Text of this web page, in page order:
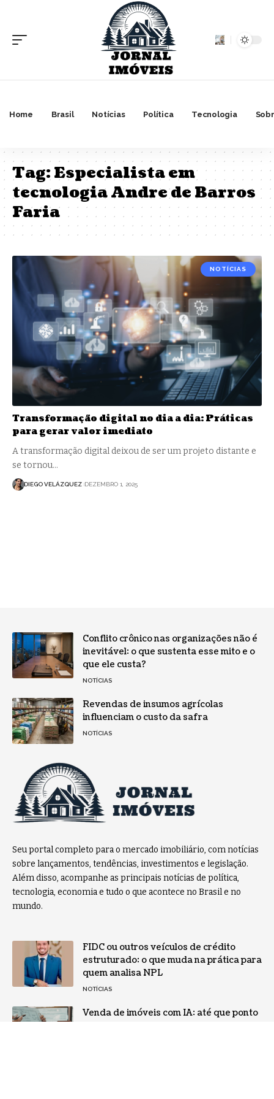
Home Brasil Notícias Política Tecnologia
Tag:Especialista em
tecnologia Andre de Barros
Faria
NOTÍCIAS
Transformação digital no dia a dia: Práticas
para gerar valor imediato
A transformação digital deixou de ser um projeto distante e
se tornou…
DIEGO VELÁZQUEZ DEZEMBRO 1, 2025
Conflito crônico nas organizações não é
inevitável: o que sustenta esse mito e o
que ele custa?
NOTÍCIAS
Revendas de insumos agrícolas
influenciam o custo da safra
NOTÍCIAS
Seu portal completo para o mercado imobiliário, com notícias
sobre lançamentos, tendências, investimentos e legislação.
Além disso, acompanhe as principais notícias de política,
tecnologia, economia e tudo o que acontece no Brasil e no
mundo.
FIDC ou outros veículos de crédito
estruturado: o que muda na prática para
quem analisa NPL
NOTÍCIAS
Venda de imóveis com IA: até que ponto